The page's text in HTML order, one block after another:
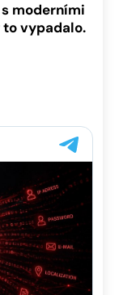
moderními
to vypadalo.